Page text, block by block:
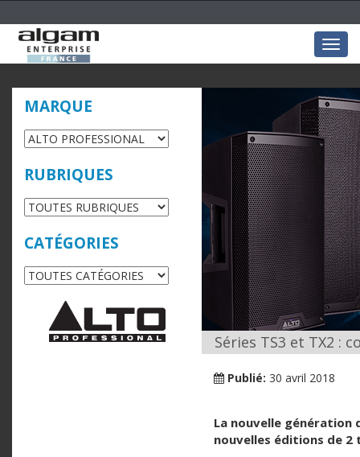
MARQUE
RUBRIQUES
CATÉGORIES
Séries TS3 et TX2 :
Publié: 30 avril 2018
La nouvelle génération
nouvelles éditions de 2